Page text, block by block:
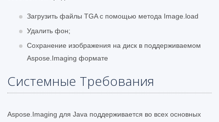
Загрузить файлы TGA с помощью метода Image.load
Удалить фон;
Сохранение изображения на диск в поддерживаемом
Aspose.Imaging формате
Системные Требования
Aspose.Imaging для Java поддерживается во всех основных